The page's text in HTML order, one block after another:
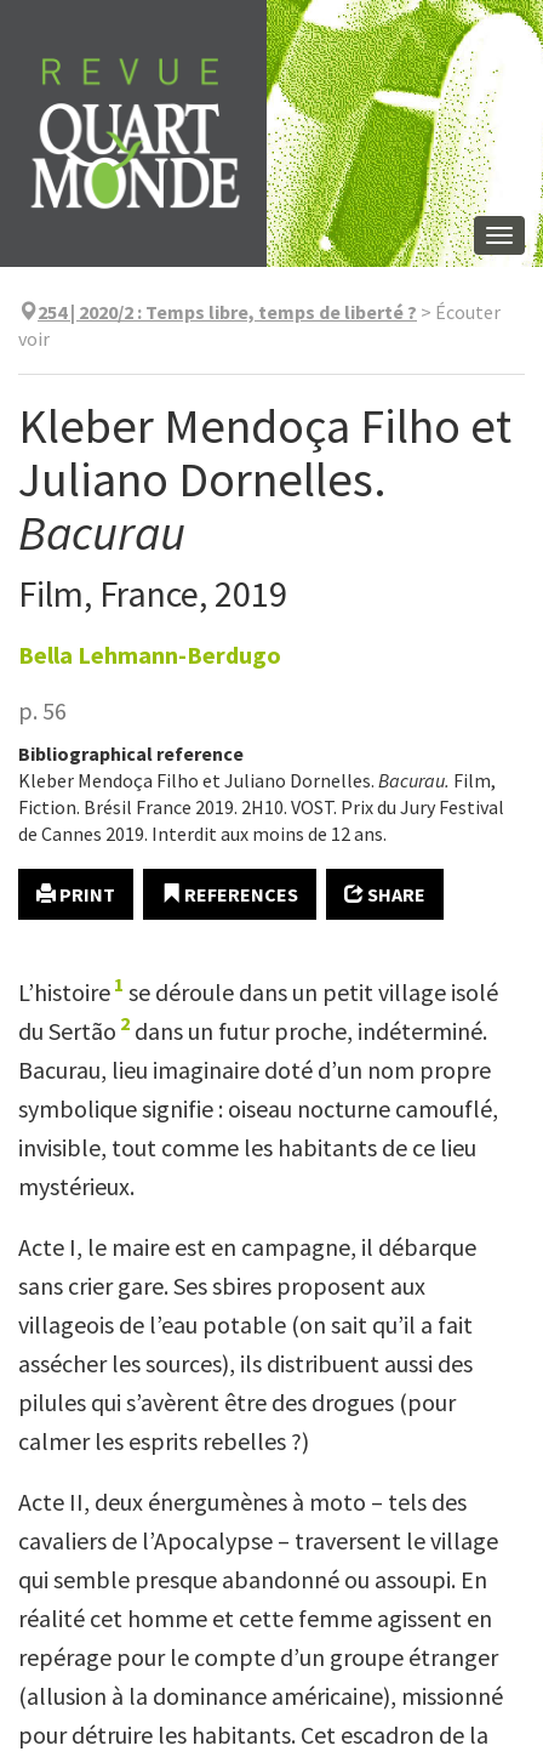
content
254 | 2020/2 : Temps libre, temps de liberté ? > Écouter
voir
Kleber Mendoça Filho et
Juliano Dornelles.
Bacurau
Film, France, 2019
Bella Lehmann-Berdugo
p. 56
Bibliographical reference
Kleber Mendoça Filho et Juliano Dornelles. Bacurau. Film,
Fiction. Brésil France 2019. 2H10. VOST. Prix du Jury Festival
de Cannes 2019. Interdit aux moins de 12 ans.
PRINT REFERENCES SHARE
L’histoire 1 se déroule dans un petit village isolé
du Sertão 2 dans un futur proche, indéterminé.
Bacurau, lieu imaginaire doté d’un nom propre
symbolique signifie : oiseau nocturne camouflé,
invisible, tout comme les habitants de ce lieu
mystérieux.
Acte I, le maire est en campagne, il débarque
sans crier gare. Ses sbires proposent aux
villageois de l’eau potable (on sait qu’il a fait
assécher les sources), ils distribuent aussi des
pilules qui s’avèrent être des drogues (pour
calmer les esprits rebelles ?)
Acte II, deux énergumènes à moto – tels des
cavaliers de l’Apocalypse – traversent le village
qui semble presque abandonné ou assoupi. En
réalité cet homme et cette femme agissent en
repérage pour le compte d’un groupe étranger
(allusion à la dominance américaine), missionné
pour détruire les habitants. Cet escadron de la